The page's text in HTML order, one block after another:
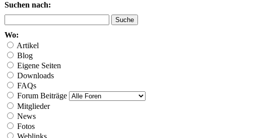
Suchen nach:
Wo:
Artikel
Blog
Eigene Seiten
Downloads
FAQs
Forum Beiträge
Mitglieder
News
Fotos
Weblinks